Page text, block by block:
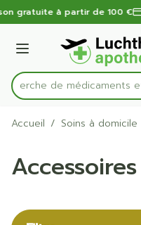
Aller au contenu
1 de 1
gratuite à partir de 100 €
Menu
Rechercher
Recherche de
Accueil / Soins à